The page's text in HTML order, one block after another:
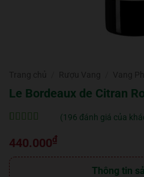
Le Bordeaux de Citran
trênđánh
giá
(196 đánh giá của
440.000₫
Thông tin